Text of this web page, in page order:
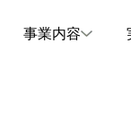
事業内容